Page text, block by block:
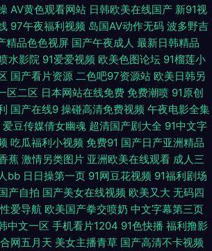
草 av高清在线观看 国产一二三四视频 婷婷五月天无
热播社区 国产精品第二页 精品肏屄的视频 久草久爱
美中文视频 日韩无码影视城 自拍优物193 91视频在
91黄色电影院 中文字幕国产 亚洲欧美ts热舞 天堂日
久久国产三级久久 蜜臀网站91cb 91视屏18 超碰从
线看 99热深夜操逼网 91网站网址大全 91在线免费视
网站 白丝足交在线 国产91在线首页 激情文学网伊人
AV黄色观看网站 日韩欧美在线国产 新91视
97午夜福利视频 岛国AV动作无码 波多野吉
精品色色视屏 国产午夜成人 最新日韩精品
水影院 91爱爱视频 欧美色图论坛 91榴莲小
国产看片资源 二色吧97资源站 欧美日韩另
区二区 日本网站在线免费 免费潮喷 91原创
国产在线9 操碰高清免费视频 午夜电影全集
爱豆传媒倩女幽魂 超清国产剧大全 91中文字
吃瓜福利小视频 免费91 国产日产亚洲精品
蕉 激情另类图片 亚洲欧美在线观看 成人三
bb 日日操第一页 91网豆花视频 91福利剧场
产自拍 国产美女在线视频 欧美又大 无码四
爱导航 欧美国产拳交喷奶 中文字幕第三页
中文一区 手机看片1204 91色快播 福利撸影
网五月天 美女主播青草 国产高清不卡视频